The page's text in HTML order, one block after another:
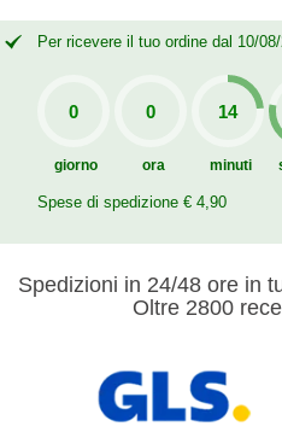
Per ricevere il tuo ordine dal 10/
giorno ora minuti
Spese di spedizione € 4,90
Spedizioni in 24/48 ore in
Oltre 2800